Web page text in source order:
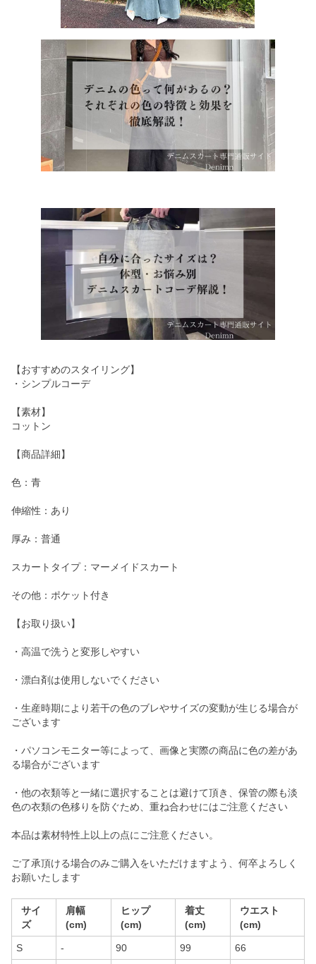
【おすすめのスタイリング】
・シンプルコーデ
【素材】
コットン
【商品詳細】
色：青
伸縮性：あり
厚み：普通
スカートタイプ：マーメイドスカート
その他：ポケット付き
【お取り扱い】
・高温で洗うと変形しやすい
・漂白剤は使用しないでください
・生産時期により若干の色のブレやサイズの変動が生じる場合が
ございます
・パソコンモニター等によって、画像と実際の商品に色の差があ
る場合がございます
・他の衣類等と一緒に選択することは避けて頂き、保管の際も淡
色の衣類の色移りを防ぐため、重ね合わせにはご注意ください
本品は素材特性上以上の点にご注意ください。
ご了承頂ける場合のみご購入をいただけますよう、何卒よろしく
お願いたします
サイ
ズ
肩幅
(cm)
ヒップ
(cm)
着丈
(cm)
ウエスト
(cm)
S - 90 99 66